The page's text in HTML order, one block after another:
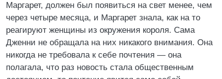
Маргарет, должен был появиться на свет менее, чем
через четыре месяца, и Маргарет знала, как на то
реагируют женщины из окружения короля. Сама
Дженни не обращала на них никакого внимания. Она
никогда не требовала к себе почтения — она
полагала, что раз новость стала общественным